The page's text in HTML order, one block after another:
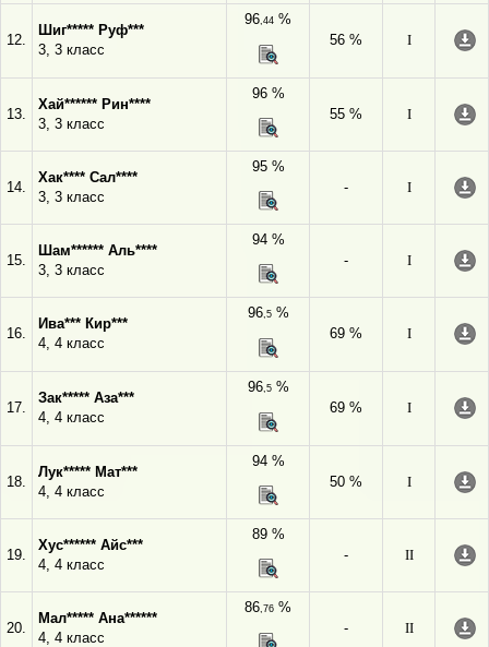
12.
Шиг***** Руф***
3, 3 класс
96,44 %
56 %
I
13.
Хай****** Рин****
3, 3 класс
96 %
55 %
I
14.
Хак**** Сал****
3, 3 класс
95 %
-
I
15.
Шам****** Аль****
3, 3 класс
94 %
-
I
16.
Ива*** Кир***
4, 4 класс
96,5%
69 %
I
17.
Зак***** Аза***
4, 4 класс
96,5%
69 %
I
18.
Лук***** Мат***
4, 4 класс
94 %
50 %
I
19.
Хус****** Айс***
4, 4 класс
89 %
-
II
20.
Мал***** Ана******
4, 4 класс
86,76 %
-
II